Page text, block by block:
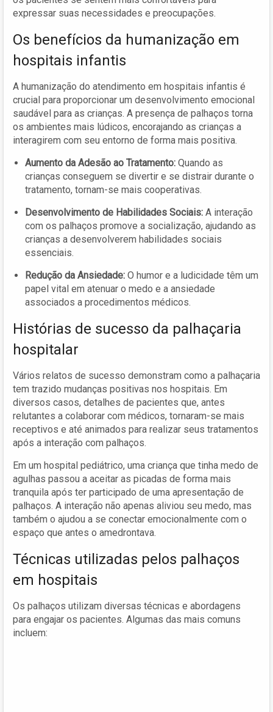
expressar suas necessidades e preocupações.
Os benefícios da humanização em
hospitais infantis
A humanização do atendimento em hospitais infantis é
crucial para proporcionar um desenvolvimento emocional
saudável para as crianças. A presença de palhaços torna
os ambientes mais lúdicos, encorajando as crianças a
interagirem com seu entorno de forma mais positiva.
Aumento da Adesão ao Tratamento: Quando as
crianças conseguem se divertir e se distrair durante o
tratamento, tornam-se mais cooperativas.
Desenvolvimento de Habilidades Sociais: A interação
com os palhaços promove a socialização, ajudando as
crianças a desenvolverem habilidades sociais
essenciais.
Redução da Ansiedade: O humor e a ludicidade têm um
papel vital em atenuar o medo e a ansiedade
associados a procedimentos médicos.
Histórias de sucesso da palhaçaria
hospitalar
Vários relatos de sucesso demonstram como a palhaçaria
tem trazido mudanças positivas nos hospitais. Em
diversos casos, detalhes de pacientes que, antes
relutantes a colaborar com médicos, tornaram-se mais
receptivos e até animados para realizar seus tratamentos
após a interação com palhaços.
Em um hospital pediátrico, uma criança que tinha medo de
agulhas passou a aceitar as picadas de forma mais
tranquila após ter participado de uma apresentação de
palhaços. A interação não apenas aliviou seu medo, mas
também o ajudou a se conectar emocionalmente com o
espaço que antes o amedrontava.
Técnicas utilizadas pelos palhaços
em hospitais
Os palhaços utilizam diversas técnicas e abordagens
para engajar os pacientes. Algumas das mais comuns
incluem: